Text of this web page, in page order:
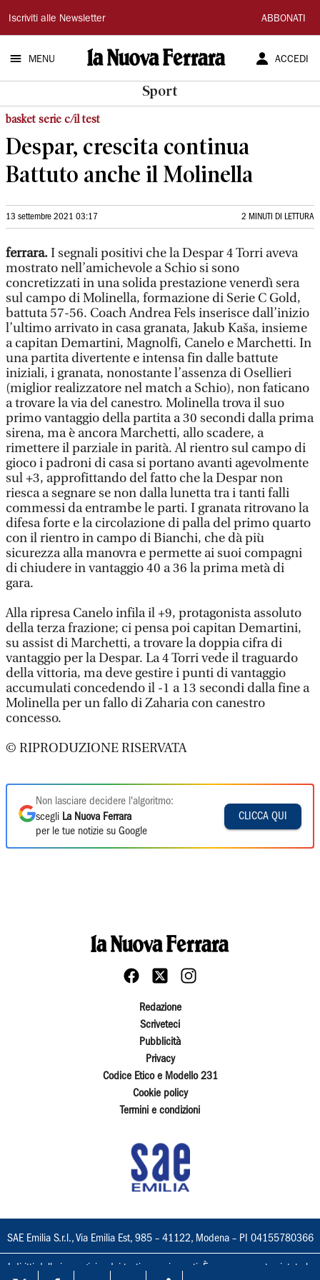
La
Nuova
Ferrara
Iscriviti alle Newsletter ABBONATI
MENU ACCEDI
Sport
basket serie c/il test
Despar, crescita continua
Battuto anche il Molinella
13 settembre 2021 03:17 2 MINUTI DI LETTURA
ferrara.I segnali positivi che la Despar 4 Torri aveva
mostrato nell’amichevole a Schio si sono
concretizzati in una solida prestazione venerdì sera
sul campo di Molinella, formazione di Serie C Gold,
battuta 57-56. Coach Andrea Fels inserisce dall’inizio
l’ultimo arrivato in casa granata, Jakub Kaša, insieme
a capitan Demartini, Magnolfi, Canelo e Marchetti. In
una partita divertente e intensa fin dalle battute
iniziali, i granata, nonostante l’assenza di Osellieri
(miglior realizzatore nel match a Schio), non faticano
a trovare la via del canestro. Molinella trova il suo
primo vantaggio della partita a 30 secondi dalla prima
sirena, ma è ancora Marchetti, allo scadere, a
rimettere il parziale in parità. Al rientro sul campo di
gioco i padroni di casa si portano avanti agevolmente
sul +3, approfittando del fatto che la Despar non
riesca a segnare se non dalla lunetta tra i tanti falli
commessi da entrambe le parti. I granata ritrovano la
difesa forte e la circolazione di palla del primo quarto
con il rientro in campo di Bianchi, che dà più
sicurezza alla manovra e permette ai suoi compagni
di chiudere in vantaggio 40 a 36 la prima metà di
gara.
Alla ripresa Canelo infila il +9, protagonista assoluto
della terza frazione; ci pensa poi capitan Demartini,
su assist di Marchetti, a trovare la doppia cifra di
vantaggio per la Despar. La 4 Torri vede il traguardo
della vittoria, ma deve gestire i punti di vantaggio
accumulati concedendo il -1 a 13 secondi dalla fine a
Molinella per un fallo di Zaharia con canestro
concesso.
© RIPRODUZIONE RISERVATA
Non lasciare decidere l'algoritmo:
scegli La Nuova Ferrara
per le tue notizie su Google
CLICCA QUI
Redazione
Scriveteci
Pubblicità
Privacy
Codice Etico e Modello 231
Cookie policy
Termini e condizioni
SAE Emilia S.r.l., Via Emilia Est, 985 – 41122, Modena – PI 04155780366
I diritti delle immagini e dei testi sono riservati. È espressamente vietata la